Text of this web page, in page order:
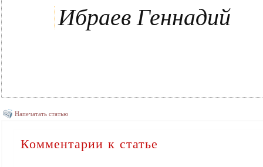
Ибраев Геннадий
Напечатать статью
Комментарии к статье